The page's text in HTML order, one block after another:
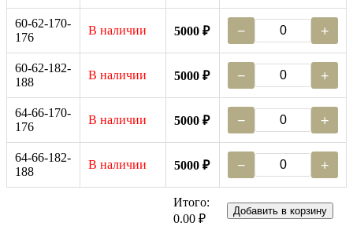
60-62-170-
176
В наличии 5000 ₽ − +
60-62-182-
188
В наличии 5000 ₽ − +
64-66-170-
176
В наличии 5000 ₽ − +
64-66-182-
188
В наличии 5000 ₽ − +
Итого:
0.00 ₽
Добавить в корзину